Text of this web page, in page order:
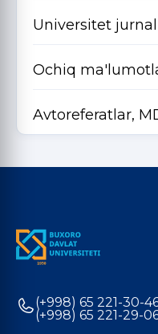
Universitet
Ochiq
Avtoreferatlar,
(+998) 65 221-30-
(+998) 65 221-29-